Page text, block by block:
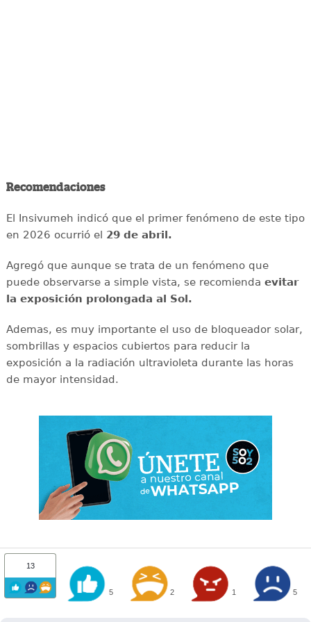
Recomendaciones
El Insivumeh indicó que el primer fenómeno de este tipo
en 2026 ocurrió el 29 de abril.
Agregó que aunque se trata de un fenómeno que
puede observarse a simple vista, se recomienda evitar
la exposición prolongada al Sol.
Ademas, es muy importante el uso de bloqueador solar,
sombrillas y espacios cubiertos para reducir la
exposición a la radiación ultravioleta durante las horas
de mayor intensidad.
13
5 2 1 5